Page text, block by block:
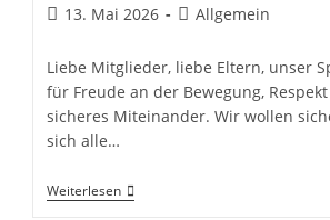
Beitrag
13. Mai 2026
Beitrags-
Allgemein
Liebe Mitglieder, liebe Eltern, unser
für Freude an der Bewegung,
sicheres Miteinander. Wir wollen
sich alle…
WeiterlesenAnsprechperson
Zum